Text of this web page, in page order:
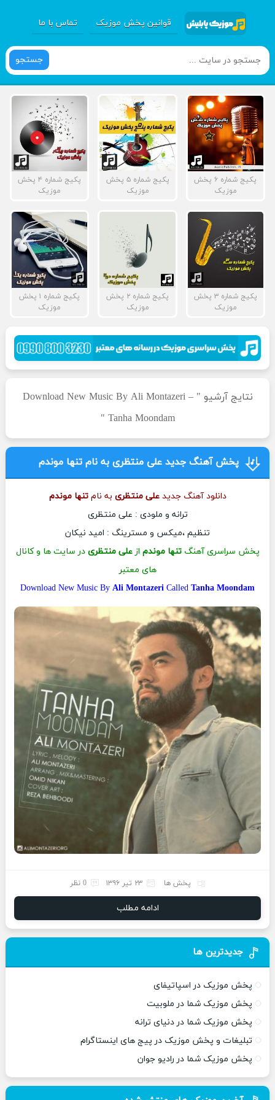
قوانین پخش موزیک تماس با ما
جستجو
پکیج شماره ۶ پخش
موزیک
پکیج شماره ۵ پخش
موزیک
پکیج شماره ۴ پخش
موزیک
پکیج شماره ۳ پخش
موزیک
پکیج شماره ۲ پخش
موزیک
پکیج شماره ۱ پخش
موزیک
نتایج آرشیو " Download New Music By Ali Montazeri –
Tanha Moondam "
پخش آهنگ جدید علی منتظری به نام تنها موندم
دانلود آهنگ جدیدعلی منتظری به نامتنها موندم
ترانه و ملودی : علی منتظری
تنظیم ،میکس و مسترینگ : امید نیکان
پخش سراسری آهنگ تنها موندم ازعلی منتظری در سایت ها و کانال
های معتبر
Download New Music By Ali Montazeri Called Tanha Moondam
پخش ها ۲۳ تیر ۱۳۹۶ 0 نظر
ادامه مطلب
جدیدترین ها
پخش موزیک در اسپاتیفای
پخش موزیک شما در ملوبیت
پخش موزیک شما در دنیای ترانه
تبلیغات و پخش موزیک در پیج های اینستاگرام
پخش موزیک شما در رادیو جوان